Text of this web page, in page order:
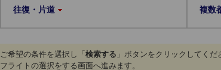
往復・片道 複数
ご希望の条件を選択し「 検索する 」ボタンをクリックしてくだ
フライトの選択をする画面へ進みます。